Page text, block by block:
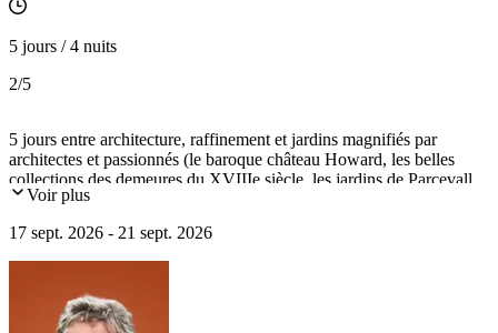
5 jours / 4 nuits
2/5
5 jours entre architecture, raffinement et jardins magnifiés par
architectes et passionnés (le baroque château Howard, les belles
collections des demeures du XVIIIe siècle, les jardins de Parcevall
Hall au cœur du parc national des Dales, York la médiévale et sa
Voir plus
17 sept. 2026 - 21 sept. 2026